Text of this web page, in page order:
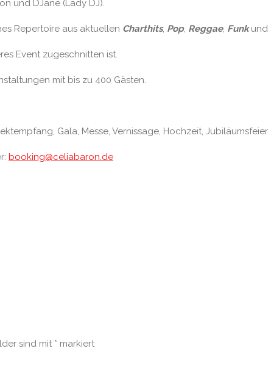
und DJane (Lady DJ).
Repertoire aus aktuellen Charthits, Pop, Reggae, Funkund
Event zugeschnitten ist.
mit bis zu 400 Gästen.
Gala, Messe, Vernissage, Hochzeit,
booking@celiabaron.de
sind mit * markiert